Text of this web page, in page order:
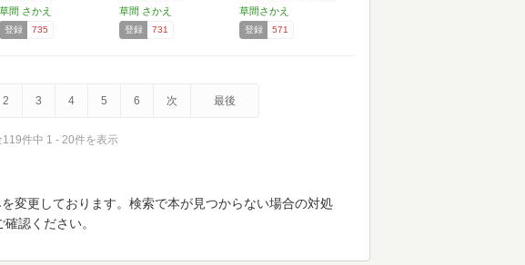
草間 さかえ
登録 735
草間 さかえ
登録 731
草間さかえ
登録 571
2 3 4 5 6 次 最後
119件中 1 - 20件を表示
変更しております。検索で本が見つからない場合の対処
確認ください。